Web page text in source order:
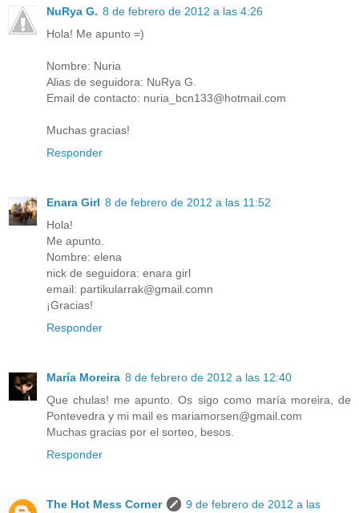
NuRya G. 8 de febrero de 2012 a las 4:26
Hola! Me apunto =)
Nombre: Nuria
Alias de seguidora: NuRya G.
Email de contacto: nuria_bcn133@hotmail.com
Muchas gracias!
Responder
Enara Girl 8 de febrero de 2012 a las 11:52
Hola!
Me apunto.
Nombre: elena
nick de seguidora: enara girl
email: partikularrak@gmail.comn
¡Gracias!
Responder
María Moreira 8 de febrero de 2012 a las 12:40
Que chulas! me apunto. Os sigo como maría moreira, de
Pontevedra y mi mail es mariamorsen@gmail.com
Muchas gracias por el sorteo, besos.
Responder
The Hot Mess Corner
9 de febrero de 2012 a las